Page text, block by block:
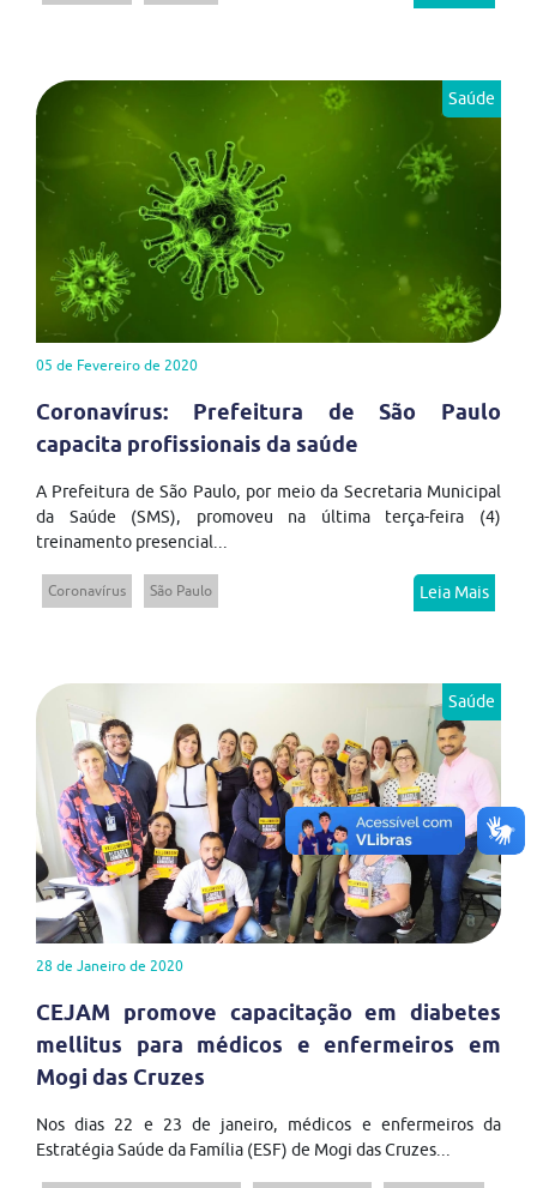
Saúde
05 de Fevereiro de 2020
Coronavírus: Prefeitura de São Paulo
capacita profissionais da saúde
A Prefeitura de São Paulo, por meio da Secretaria Municipal
da Saúde (SMS), promoveu na última terça-feira (4)
treinamento presencial...
Coronavírus São Paulo Leia Mais
Saúde
28 de Janeiro de 2020
CEJAM promove capacitação em diabetes
mellitus para médicos e enfermeiros em
Mogi das Cruzes
Nos dias 22 e 23 de janeiro, médicos e enfermeiros da
Estratégia Saúde da Família (ESF) de Mogi das Cruzes...